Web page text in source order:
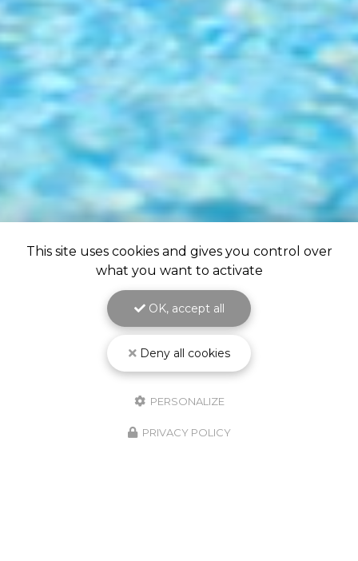
This site uses cookies and gives you control over
what you want to activate
OK, accept all
Deny all cookies
PERSONALIZE
PRIVACY POLICY